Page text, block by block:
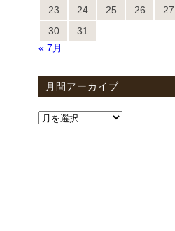
23
24 25 26 27
30
31
« 7月
月間アーカイブ